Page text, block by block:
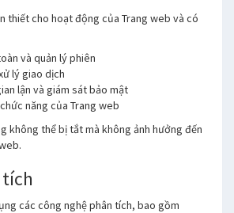
thiết cho hoạt động của Trang web và có
và quản lý phiên
lý giao dịch
lận và giám sát bảo mật
năng của Trang web
không thể bị tắt mà không ảnh hưởng đến
các công nghệ phân tích, bao gồm